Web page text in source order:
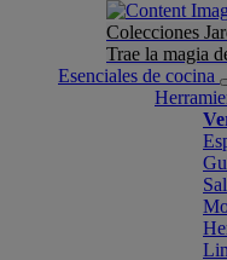
Colecciones
Trae la magia
Esenciales de cocina